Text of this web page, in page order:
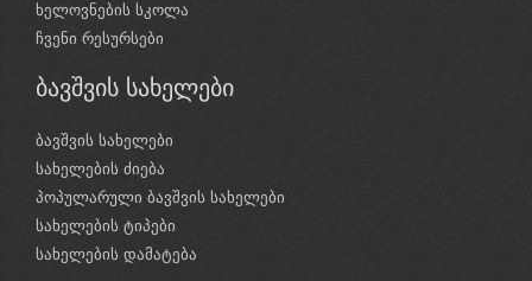
ხელოვნების სკოლა
ჩვენი რესურსები
ბავშვის სახელები
ბავშვის სახელები
სახელების ძიება
პოპულარული ბავშვის სახელები
სახელების ტიპები
სახელების დამატება